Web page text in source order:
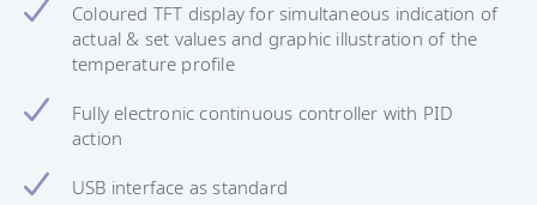
Coloured TFT display for simultaneous indication of
actual & set values and graphic illustration of the
temperature profile
Fully electronic continuous controller with PID
action
USB interface as standard